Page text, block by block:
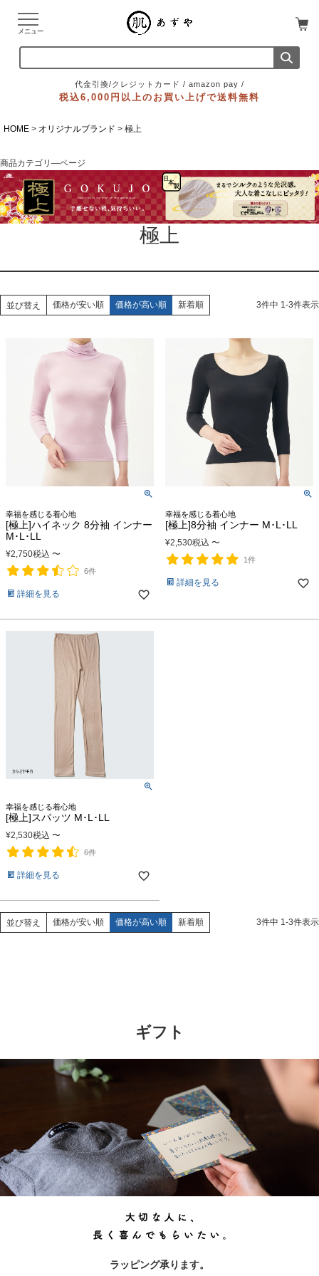
メニュー
代金引換/クレジットカード / amazon pay /
税込6,000円以上のお買い上げで送料無料
HOME オリジナルブランド 極上
商品カテゴリ―ページ
極上
並び替え 価格が安い順 価格が高い順 新着順 3件中 1-3件表示
幸福を感じる着心地
[極上]ハイネック 8分袖 インナー
M･L･LL
¥2,750税込 〜
6件
詳細を見る
幸福を感じる着心地
[極上]8分袖 インナー M･L･LL
¥2,530税込 〜
1件
詳細を見る
幸福を感じる着心地
[極上]スパッツ M･L･LL
¥2,530税込 〜
6件
詳細を見る
並び替え 価格が安い順 価格が高い順 新着順 3件中 1-3件表示
ギフト
ラッピング承ります。